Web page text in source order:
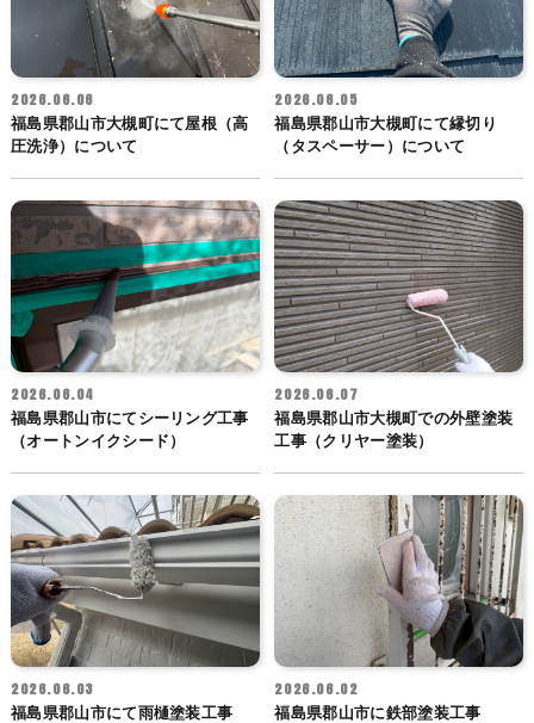
2026.06.06
福島県郡山市大槻町にて屋根（高
圧洗浄）について
2026.06.05
福島県郡山市大槻町にて縁切り
（タスペーサー）について
2026.06.04
福島県郡山市にてシーリング工事
（オートンイクシード）
2026.06.07
福島県郡山市大槻町での外壁塗装
工事（クリヤー塗装）
2026.06.03
福島県郡山市にて雨樋塗装工事
2026.06.02
福島県郡山市に鉄部塗装工事